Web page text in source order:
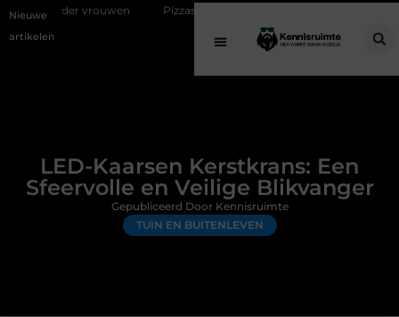
Nieuwe
artikelen
Pizzasteen voor barbecue: optimaal pizza bakken op een
LED-Kaarsen Kerstkrans: Een
Sfeervolle en Veilige Blikvanger
TUIN EN BUITENLEVEN
Gepubliceerd Door Kennisruimte